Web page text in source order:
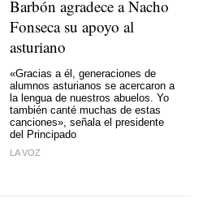
Barbón agradece a Nacho
Fonseca su apoyo al
asturiano
«Gracias a él, generaciones de
alumnos asturianos se acercaron a
la lengua de nuestros abuelos. Yo
también canté muchas de estas
canciones», señala el presidente
del Principado
LA VOZ